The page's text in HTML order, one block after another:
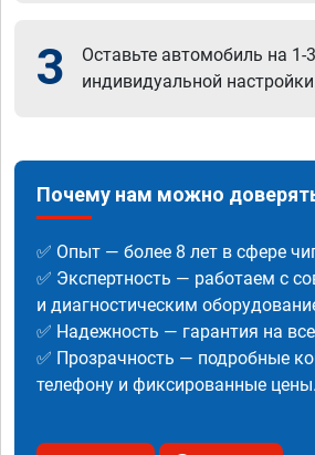
3
Оставьте автомобиль на 1-
индивидуальной
Почему нам можно
✅ Опыт — более 8 лет в сфере
✅ Экспертность — работаем с
и диагностическим
✅ Надежность — гарантия на
✅ Прозрачность — подробные
телефону и фиксированные цены.